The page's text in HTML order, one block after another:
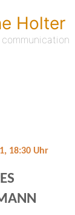
Holter
18:30 Uhr